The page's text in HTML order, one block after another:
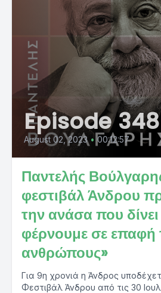
Episode 348
August 02, 2023 • 00:12:57
Παντελής
φεστιβάλ Άνδρου
την ανάσα που
φέρνουμε σε επαφή
ανθρώπους»
Για 9η χρονιά η Άνδρος
Φεστιβάλ Άνδρου από τις 30